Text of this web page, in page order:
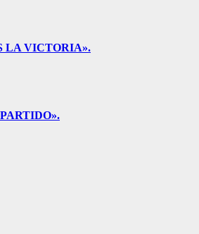
LA VICTORIA».